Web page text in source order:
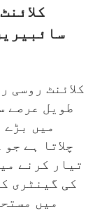
کلائنٹ روسی
طویل عرصے
میں
چلاتا ہے
کی گینٹری
میں